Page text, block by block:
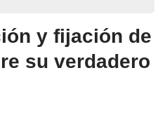
objetivos: Libere su verdadero
puntos fuertes y áreas de
y fijación de
su verdadero